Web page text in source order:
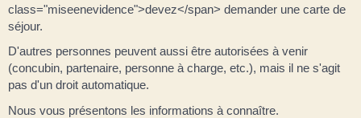
class="miseenevidence">devez</span> demander une carte de
séjour.
D'autres personnes peuvent aussi être autorisées à venir
(concubin, partenaire, personne à charge, etc.), mais il ne s'agit
pas d'un droit automatique.
Nous vous présentons les informations à connaître.